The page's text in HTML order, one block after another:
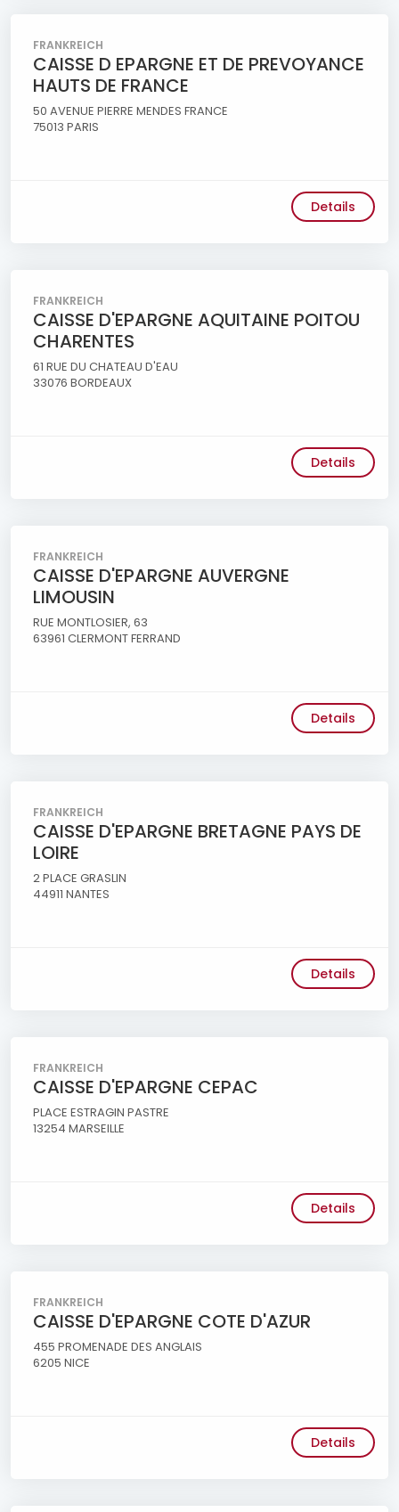
FRANKREICH
CAISSE D EPARGNE ET DE PREVOYANCE
HAUTS DE FRANCE
50 AVENUE PIERRE MENDES FRANCE
75013 PARIS
Details
FRANKREICH
CAISSE D'EPARGNE AQUITAINE POITOU
CHARENTES
61 RUE DU CHATEAU D'EAU
33076 BORDEAUX
Details
FRANKREICH
CAISSE D'EPARGNE AUVERGNE
LIMOUSIN
RUE MONTLOSIER, 63
63961 CLERMONT FERRAND
Details
FRANKREICH
CAISSE D'EPARGNE BRETAGNE PAYS DE
LOIRE
2 PLACE GRASLIN
44911 NANTES
Details
FRANKREICH
CAISSE D'EPARGNE CEPAC
PLACE ESTRAGIN PASTRE
13254 MARSEILLE
Details
FRANKREICH
CAISSE D'EPARGNE COTE D'AZUR
455 PROMENADE DES ANGLAIS
6205 NICE
Details